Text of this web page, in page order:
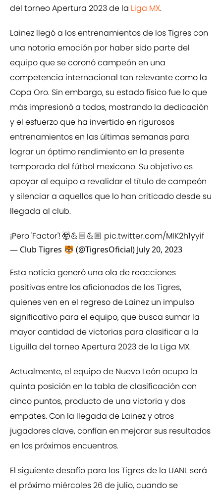
del torneo Apertura 2023 de la Liga MX.
Lainez llegó a los entrenamientos de los Tigres con
una notoria emoción por haber sido parte del
equipo que se coronó campeón en una
competencia internacional tan relevante como la
Copa Oro. Sin embargo, su estado físico fue lo que
más impresionó a todos, mostrando la dedicación
y el esfuerzo que ha invertido en rigurosos
entrenamientos en las últimas semanas para
lograr un óptimo rendimiento en la presente
temporada del fútbol mexicano. Su objetivo es
apoyar al equipo a revalidar el título de campeón
y silenciar a aquellos que lo han criticado desde su
llegada al club.
¡Pero 'Factor'! 🤯💪🏼💪🏼 pic.twitter.com/MIK2h1yyif
— Club Tigres 🐯 (@TigresOficial) July 20, 2023
Esta noticia generó una ola de reacciones
positivas entre los aficionados de los Tigres,
quienes ven en el regreso de Lainez un impulso
significativo para el equipo, que busca sumar la
mayor cantidad de victorias para clasificar a la
Liguilla del torneo Apertura 2023 de la Liga MX.
Actualmente, el equipo de Nuevo León ocupa la
quinta posición en la tabla de clasificación con
cinco puntos, producto de una victoria y dos
empates. Con la llegada de Lainez y otros
jugadores clave, confían en mejorar sus resultados
en los próximos encuentros.
El siguiente desafío para los Tigres de la UANL será
el próximo miércoles 26 de julio, cuando se